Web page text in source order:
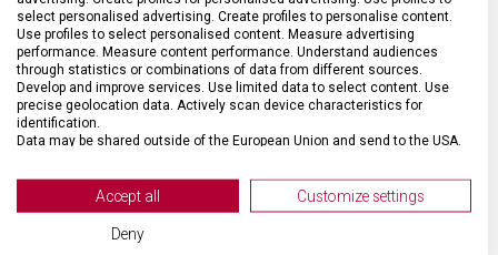
HMOTNOST 13 g
MATERIÁL RUKOJETI Syntetický termoplast (ABS)
VELIKOST 11 x 6,5 x 1,2 cm
select personalised advertising. Create profiles to personalise content.
Use profiles to select personalised content. Measure advertising
performance. Measure content performance. Understand audiences
through statistics or combinations of data from different sources.
Develop and improve services. Use limited data to select content. Use
precise geolocation data. Actively scan device characteristics for
identification.
Data may be shared outside of the European Union and send to the USA.
View Partner List (2 IAB Vendors)
We use your data for the following purposes:
Accept all Customize settings
Deny